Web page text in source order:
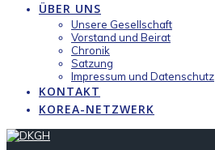
ÜBER UNS
Unsere Gesellschaft
Vorstand und Beirat
Chronik
Satzung
Impressum und Datenschutz
KONTAKT
KOREA-NETZWERK